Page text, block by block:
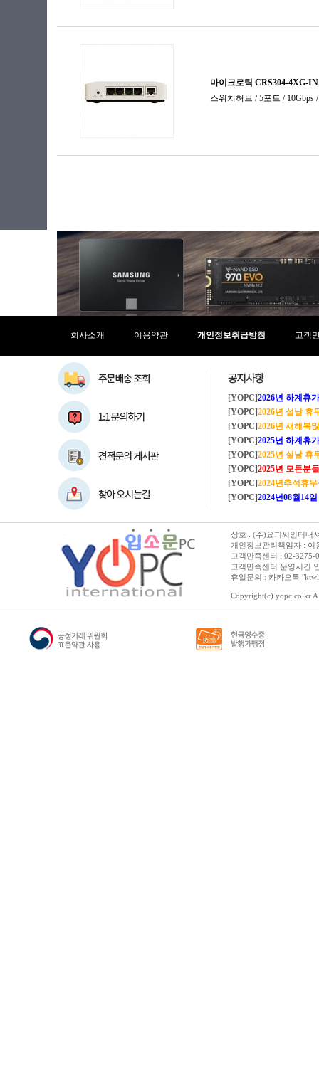
회사소개 이용약관 개인정보취급방침 고객
[YOPC]2026년 하계휴가 8/1~8/4
[YOPC]2026년 설날 휴
[YOPC]2026년 새해복많
[YOPC]2025년 하계휴가 8/2~8/5
[YOPC]2025년 설날 휴
[YOPC]2025년 모든분들 새해복
[YOPC]2024년추석휴
[YOPC]2024년08월14일 수요일 택
상호 : (주)요피씨인터내
개인정보관리책임자 : 이
고객만족센터 : 02-3275-
고객만족센터 운영시간
휴일문의 : 카카오톡
Copyright(c) yopc.co.kr